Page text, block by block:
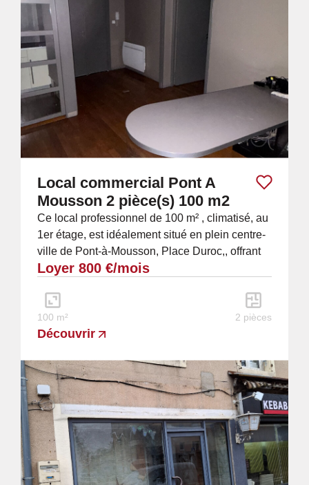
Local commercial Pont A
Mousson 2 pièce(s) 100 m2
Ce local professionnel de 100 m² , climatisé, au
1er étage, est idéalement situé en plein centre-
ville de Pont-à-Mousson, Place Duroc,, offrant
une visibilité maximale ....
Loyer 800 €/mois
100 m² 2 pièces
Découvrir